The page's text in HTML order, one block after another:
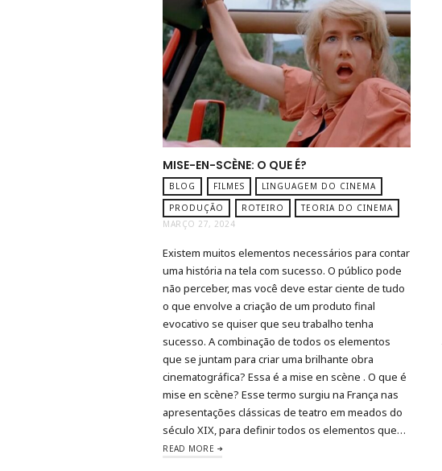
MISE-EN-SCÈNE: O QUE É?
BLOG FILMES
LINGUAGEM DO CINEMA
PRODUÇÃO
ROTEIRO
TEORIA DO CINEMA
MARÇO 27, 2024
Existem muitos elementos necessários para contar
uma história na tela com sucesso. O público pode
não perceber, mas você deve estar ciente de tudo
o que envolve a criação de um produto final
evocativo se quiser que seu trabalho tenha
sucesso. A combinação de todos os elementos
que se juntam para criar uma brilhante obra
cinematográfica? Essa é a mise en scène . O que é
mise en scène? Esse termo surgiu na França nas
apresentações clássicas de teatro em meados do
século XIX, para definir todos os elementos que…
READ MORE